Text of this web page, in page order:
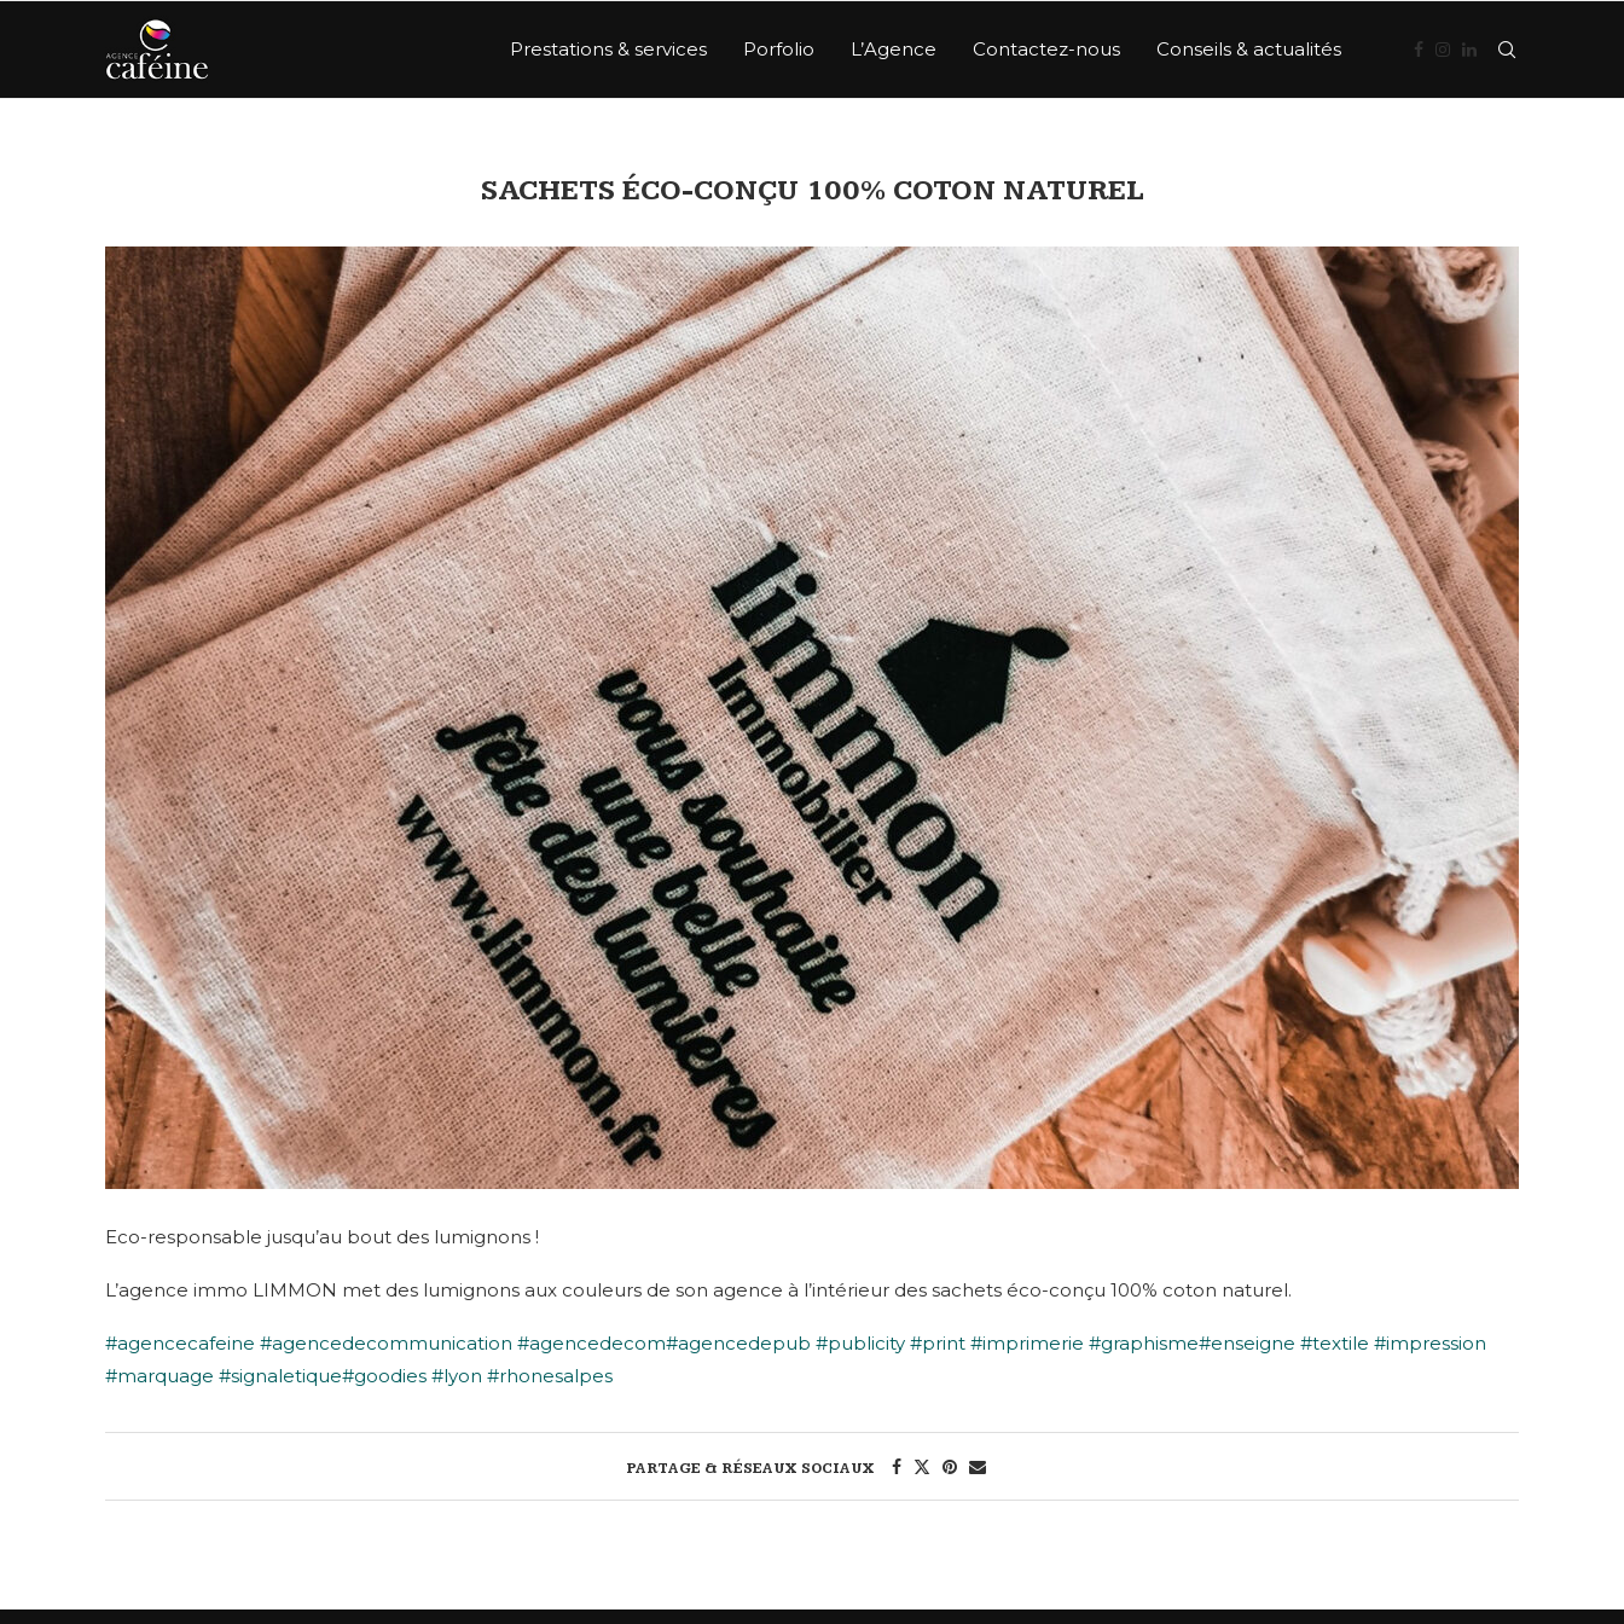
Prestations & services Porfolio L’Agence Contactez-nous Conseils & actualités
SACHETS ÉCO-CONÇU 100% COTON NATUREL
Eco-responsable jusqu’au bout des lumignons !
L’agence immo LIMMON met des lumignons aux couleurs de son agence à l’intérieur des sachets éco-conçu 100% coton naturel.
#agencecafeine #agencedecommunication #agencedecom#agencedepub #publicity #print #imprimerie #graphisme#enseigne #textile #impression
#marquage #signaletique#goodies #lyon #rhonesalpes
PARTAGE & RÉSEAUX SOCIAUX